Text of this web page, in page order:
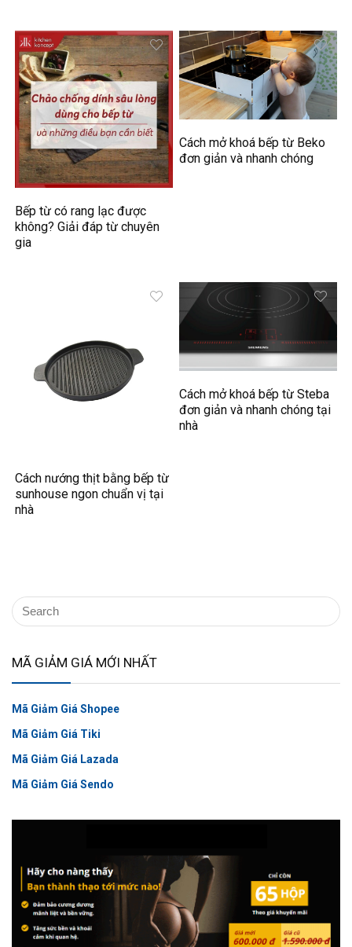
Bếp từ có rang lạc được
không? Giải đáp từ chuyên
gia
Cách mở khoá bếp từ Beko
đơn giản và nhanh chóng
Cách nướng thịt bằng bếp từ
sunhouse ngon chuẩn vị tại
nhà
Cách mở khoá bếp từ Steba
đơn giản và nhanh chóng tại
nhà
MÃ GIẢM GIÁ MỚI NHẤT
Mã Giảm Giá Shopee
Mã Giảm Giá Tiki
Mã Giảm Giá Lazada
Mã Giảm Giá Sendo